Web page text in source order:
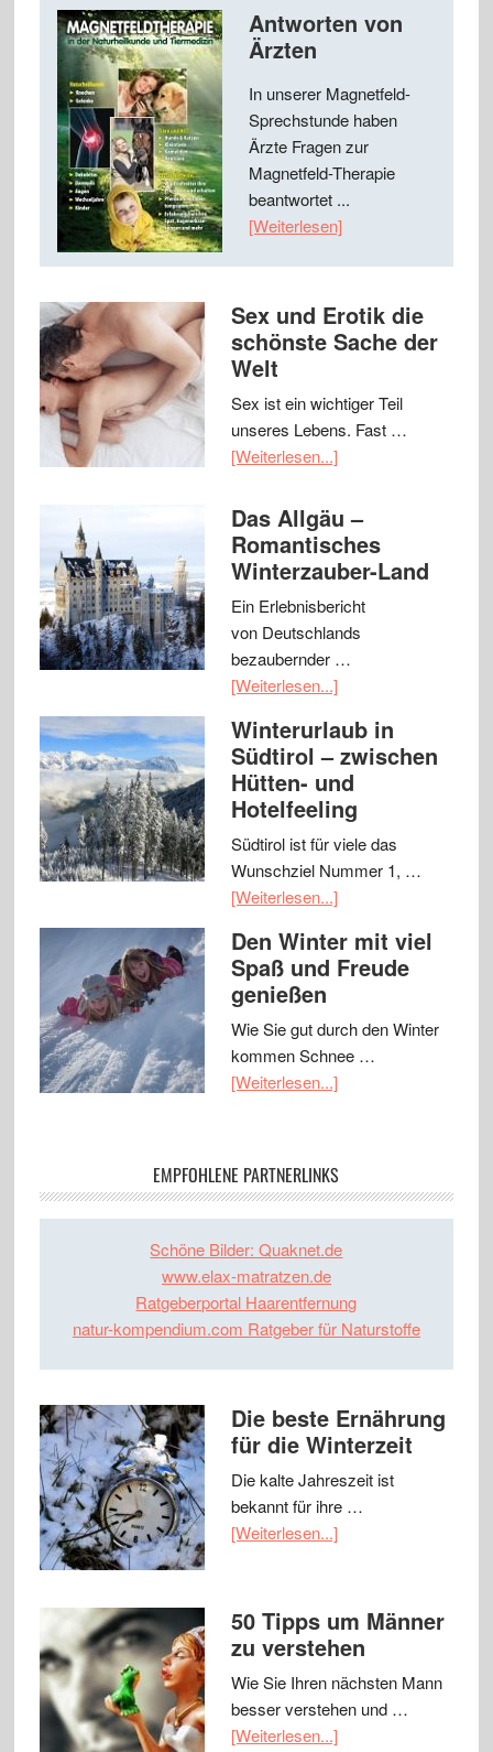
Antworten von
Ärzten
In unserer Magnetfeld-
Sprechstunde haben
Ärzte Fragen zur
Magnetfeld-Therapie
beantwortet ...
[Weiterlesen]
Sex und Erotik die
schönste Sache der
Welt
Sex ist ein wichtiger Teil
unseres Lebens. Fast …
[Weiterlesen...]
Das Allgäu –
Romantisches
Winterzauber-Land
Ein Erlebnisbericht
von Deutschlands
bezaubernder …
[Weiterlesen...]
Winterurlaub in
Südtirol – zwischen
Hütten- und
Hotelfeeling
Südtirol ist für viele das
Wunschziel Nummer 1, …
[Weiterlesen...]
Den Winter mit viel
Spaß und Freude
genießen
Wie Sie gut durch den Winter
kommen Schnee …
[Weiterlesen...]
EMPFOHLENE PARTNERLINKS
Schöne Bilder: Quaknet.de
www.elax-matratzen.de
Ratgeberportal Haarentfernung
natur-kompendium.com Ratgeber für Naturstoffe
Die beste Ernährung
für die Winterzeit
Die kalte Jahreszeit ist
bekannt für ihre …
[Weiterlesen...]
50 Tipps um Männer
zu verstehen
Wie Sie Ihren nächsten Mann
besser verstehen und …
[Weiterlesen...]